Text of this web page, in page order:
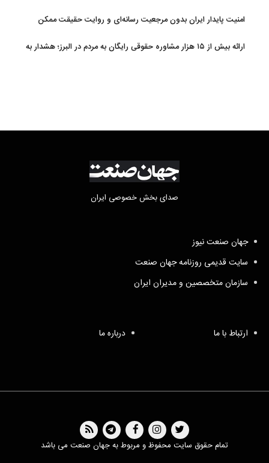
امنیت پایدار ایران بدون مرجعیت رسانه‌ای و روایت حقیقت ممکن
ارائه بیش از ۱۵ هزار مشاوره حقوقی رایگان به مردم در البرز؛ هشدار به
صدای بخش خصوصی ایران
جهان صنعت نیوز
سایت قدیمی روزنامه جهان صنعت
سازمان متخصصین و مدیران ایران
ارتباط با ما درباره ما
تمام حقوق سایت محفوظ و مربوط به جهان صنعت می باشد